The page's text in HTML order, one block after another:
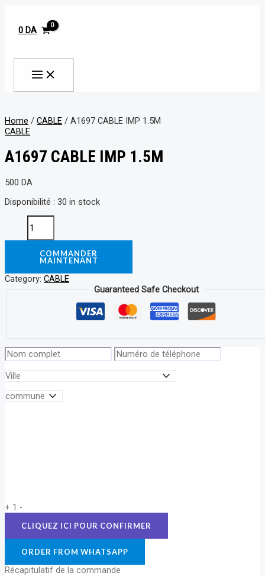
contenu
0 DA
Home / CABLE / A1697 CABLE IMP 1.5M
CABLE
A1697 CABLE IMP 1.5M
500 DA
Disponibilité : 30 in stock
IMP
1.5M
COMMANDER
MAINTENANT
Category: CABLE
Guaranteed Safe Checkout
+ 1 -
ORDER FROM WHATSAPP
Récapitulatif de la commande